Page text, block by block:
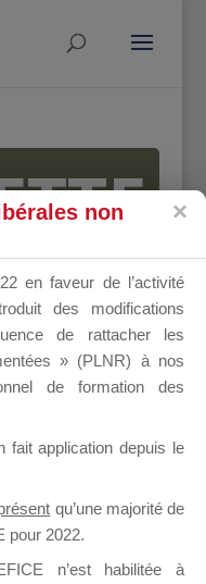
un mois
non
en faveur de l’activité
des modifications
de rattacher les
» (PLNR) à nos
de formation des
fait application depuis le
qu’une majorité de
pour 2022.
n’est habilitée à